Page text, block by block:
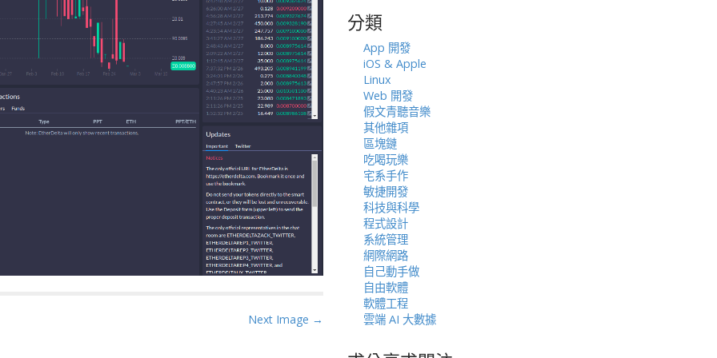
Next Image →
字:
分類
App 開發
iOS & Apple
Linux
Web 開發
假文青聽音樂
其他雜項
區塊鏈
吃喝玩樂
宅系手作
敏捷開發
科技與科學
程式設計
系統管理
網際網路
自己動手做
自由軟體
軟體工程
雲端 AI 大數據